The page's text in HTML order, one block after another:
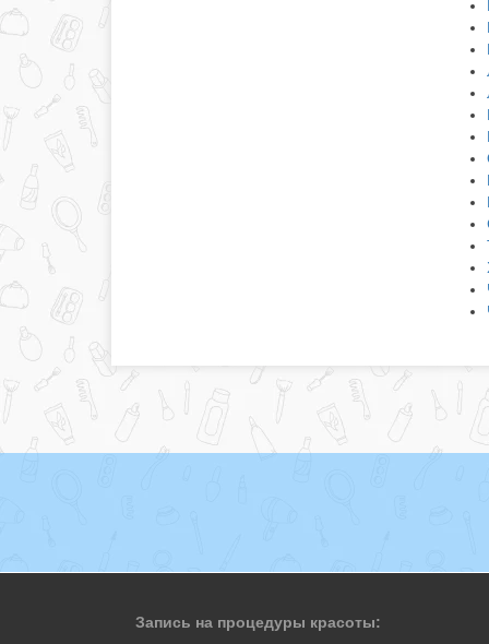
Запись на процедуры красоты: